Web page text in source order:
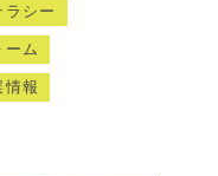
ラシー
ーム
情報